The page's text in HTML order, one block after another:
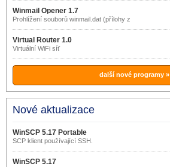
Winmail Opener 1.7
Prohlížení souborů winmail.dat (přílohy z
Virtual Router 1.0
Virtuální WiFi síť
další nové programy »
Nové aktualizace
WinSCP 5.17 Portable
SCP klient používající SSH.
WinSCP 5.17